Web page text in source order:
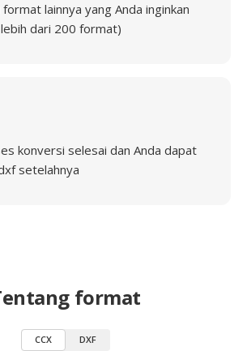
lainnya yang Anda inginkan
dari 200 format)
konversi selesai dan Anda dapat
setelahnya
format
CCX DXF